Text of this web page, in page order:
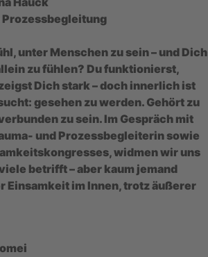
unter Menschen zu sein – und Dich
zu fühlen? Du funktionierst,
Dich stark – doch innerlich ist
gesehen zu werden. Gehört zu
zu sein. Im Gespräch mit
und Prozessbegleiterin sowie
widmen wir uns
betrifft – aber kaum jemand
Einsamkeit im Innen, trotz äußerer